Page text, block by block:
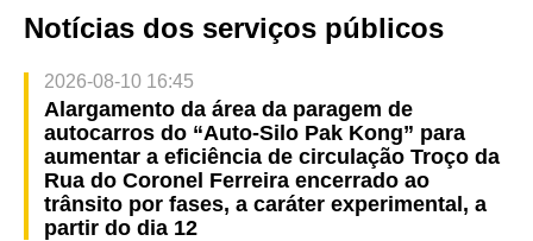
Notícias dos serviços públicos
2026-08-10 16:45
Alargamento da área da paragem de
autocarros do “Auto-Silo Pak Kong” para
aumentar a eficiência de circulação Troço da
Rua do Coronel Ferreira encerrado ao
trânsito por fases, a caráter experimental, a
partir do dia 12